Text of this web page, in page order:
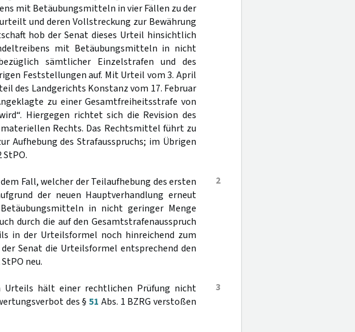
mit Betäubungsmitteln in vier Fällen zu der
und deren Vollstreckung zur Bewährung
hob der Senat dieses Urteil hinsichtlich
mit Betäubungsmitteln in nicht
sämtlicher Einzelstrafen und des
Feststellungen auf. Mit Urteil vom 3. April
des Landgerichts Konstanz vom 17. Februar
zu einer Gesamtfreiheitsstrafe von
Hiergegen richtet sich die Revision des
Rechts. Das Rechtsmittel führt zu
Aufhebung des Strafausspruchs; im Übrigen
StPO.
2
Fall, welcher der Teilaufhebung des ersten
der neuen Hauptverhandlung erneut
in nicht geringer Menge
durch die auf den Gesamtstrafenausspruch
in der Urteilsformel noch hinreichend zum
Senat die Urteilsformel entsprechend den
neu.
3
Urteils hält einer rechtlichen Prüfung nicht
des §51 Abs. 1 BZRG verstoßen